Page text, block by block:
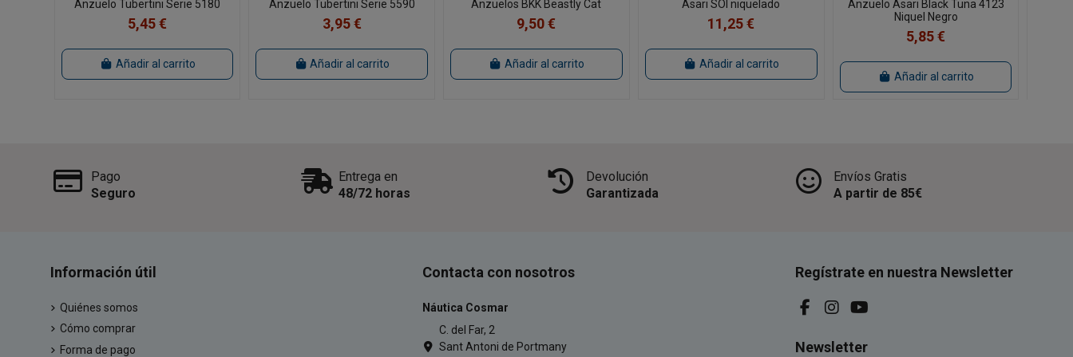
Anzuelo Tubertini Serie 5180
5,45 €
Añadir al carrito
Anzuelo Tubertini Serie 5590
3,95 €
Añadir al carrito
Anzuelos BKK Beastly Cat
9,50 €
Añadir al carrito
Asari SOI niquelado
11,25 €
Añadir al carrito
Anzuelo Asari Black Tuna 4123
Niquel Negro
5,85 €
Añadir al carrito
Pago
Seguro
Entrega en
48/72 horas
Devolución
Garantizada
Envíos Gratis
A partir de 85€
Información útil
Quiénes somos
Cómo comprar
Forma de pago
Contacta con nosotros
Náutica Cosmar
C. del Far, 2
Sant Antoni de Portmany
Regístrate en nuestra Newsletter
Newsletter